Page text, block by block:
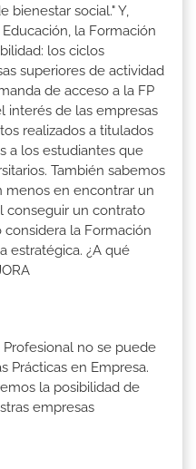
bienestar social." Y,
la Formación
los ciclos
superiores de actividad
de acceso a la FP
interés de las empresas
realizados a titulados
a los estudiantes que
También sabemos
menos en encontrar un
conseguir un contrato
la Formación
estratégica. ¿A qué
no se puede
Prácticas en Empresa.
la posibilidad de
empresas